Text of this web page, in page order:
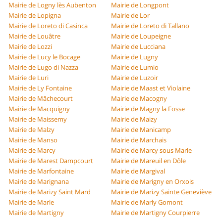
Mairie de Logny lès Aubenton
Mairie de Longpont
Mairie de Lopigna
Mairie de Lor
Mairie de Loreto di Casinca
Mairie de Loreto di Tallano
Mairie de Louâtre
Mairie de Loupeigne
Mairie de Lozzi
Mairie de Lucciana
Mairie de Lucy le Bocage
Mairie de Lugny
Mairie de Lugo di Nazza
Mairie de Lumio
Mairie de Luri
Mairie de Luzoir
Mairie de Ly Fontaine
Mairie de Maast et Violaine
Mairie de Mâchecourt
Mairie de Macogny
Mairie de Macquigny
Mairie de Magny la Fosse
Mairie de Maissemy
Mairie de Maizy
Mairie de Malzy
Mairie de Manicamp
Mairie de Manso
Mairie de Marchais
Mairie de Marcy
Mairie de Marcy sous Marle
Mairie de Marest Dampcourt
Mairie de Mareuil en Dôle
Mairie de Marfontaine
Mairie de Margival
Mairie de Marignana
Mairie de Marigny en Orxois
Mairie de Marizy Saint Mard
Mairie de Marizy Sainte Geneviève
Mairie de Marle
Mairie de Marly Gomont
Mairie de Martigny
Mairie de Martigny Courpierre